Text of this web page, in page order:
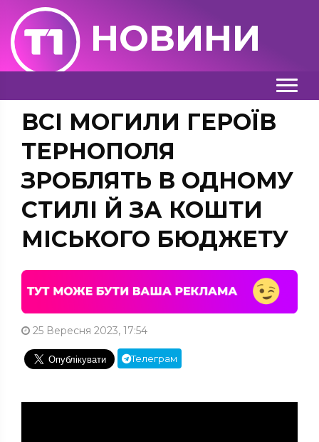
НОВИНИ
ВСІ МОГИЛИ ГЕРОЇВ
ТЕРНОПОЛЯ
ЗРОБЛЯТЬ В ОДНОМУ
СТИЛІ Й ЗА КОШТИ
МІСЬКОГО БЮДЖЕТУ
25 Вересня 2023, 17:54
Телеграм